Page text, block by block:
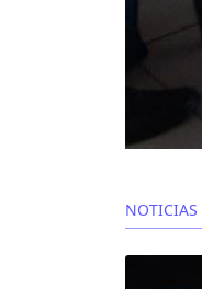
NOTICIAS